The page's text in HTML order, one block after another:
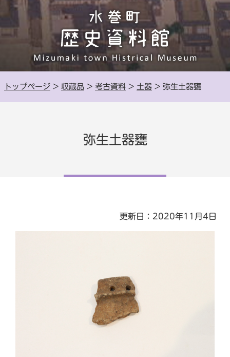
トップページ > 収蔵品 > 考古資料 > 土器 > 弥生土器甕
弥生土器甕
更新日：2020年11月4日